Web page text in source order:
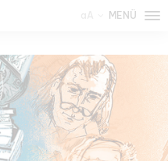
MENÜ